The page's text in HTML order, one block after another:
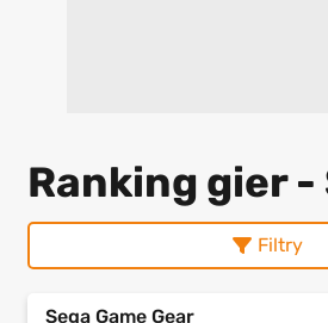
Ranking gier
Filtry
Sega Game Gear